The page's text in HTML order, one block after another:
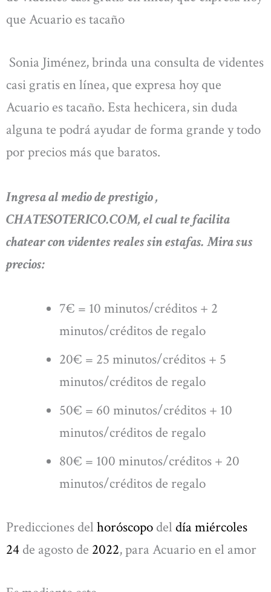
que Acuario es tacaño
Sonia Jiménez, brinda una consulta de videntes
casi gratis en línea, que expresa hoy que
Acuario es tacaño. Esta hechicera, sin duda
alguna te podrá ayudar de forma grande y todo
por precios más que baratos.
Ingresa al medio de prestigio ,
CHATESOTERICO.COM, el cual te facilita
chatear con videntes reales sin estafas. Mira sus
precios:
7€ = 10 minutos/créditos + 2
minutos/créditos de regalo
20€ = 25 minutos/créditos + 5
minutos/créditos de regalo
50€ = 60 minutos/créditos + 10
minutos/créditos de regalo
80€ = 100 minutos/créditos + 20
minutos/créditos de regalo
Predicciones del horóscopo del día miércoles
24 de agosto de 2022, para Acuario en el amor